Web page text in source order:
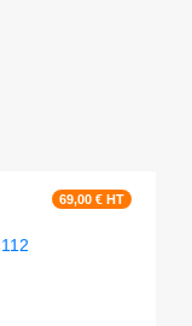
69,00 € HT